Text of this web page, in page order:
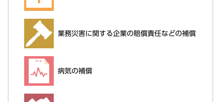
業務災害に関する企業の賠償責任などの補償
病気の補償